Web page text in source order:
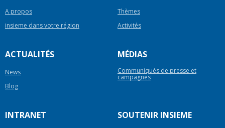
A propos
Thèmes
insieme dans votre région
Activités
ACTUALITÉS
News
Blog
MÉDIAS
Communiqués de presse et
campagnes
INTRANET SOUTENIR INSIEME